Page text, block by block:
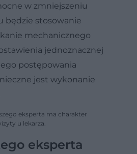
w zmniejszeniu
będzie stosowanie
mechanicznego
jednoznacznej
postępowania
jest wykonanie
eksperta ma charakter
u lekarza.
eksperta